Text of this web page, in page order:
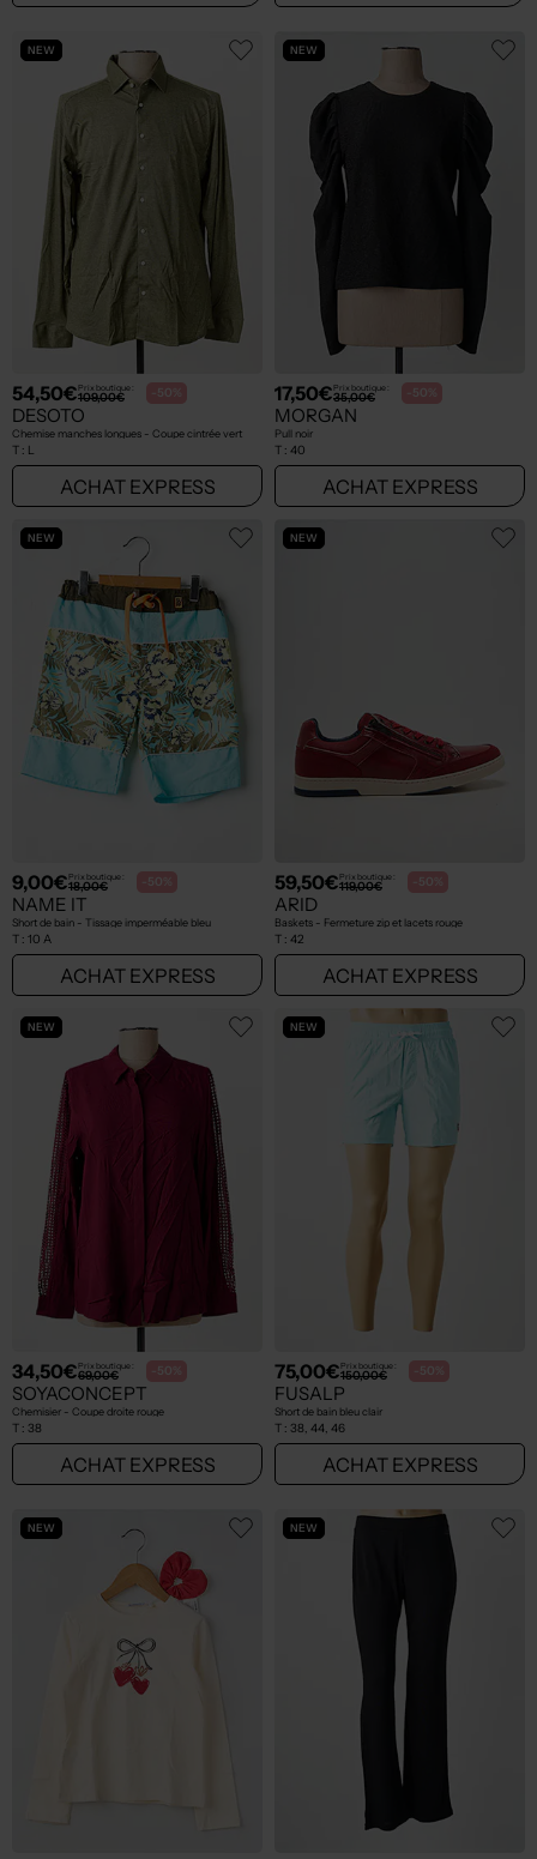
NEW
54,50€Prix boutique :
109,00€ -50%
DESOTO
Chemise manches longues - Coupe cintrée vert
T : L
ACHAT EXPRESS
NEW
17,50€Prix boutique :
35,00€ -50%
MORGAN
Pull noir
T : 40
ACHAT EXPRESS
NEW
9,00€Prix boutique :
18,00€ -50%
NAME IT
Short de bain - Tissage imperméable bleu
T : 10 A
ACHAT EXPRESS
NEW
59,50€Prix boutique :
119,00€ -50%
ARID
Baskets - Fermeture zip et lacets rouge
T : 42
ACHAT EXPRESS
NEW
34,50€Prix boutique :
69,00€ -50%
SOYACONCEPT
Chemisier - Coupe droite rouge
T : 38
ACHAT EXPRESS
NEW
75,00€Prix boutique :
150,00€ -50%
FUSALP
Short de bain bleu clair
T : 38, 44, 46
ACHAT EXPRESS
NEW NEW